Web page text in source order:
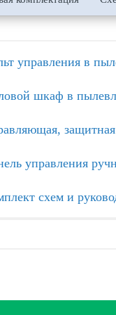
управления в
шкаф в
управления
схем и